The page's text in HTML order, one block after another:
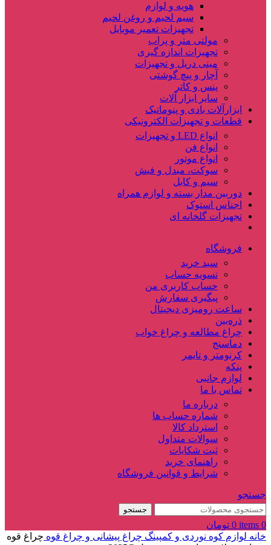
هویه و لوازم
سیم لحیم و روغن لحیم
تجهیزات تعمیر موبایل
مولتی متر و پراب
تجهیزات اندازه گیری
مینی دریل و تجهیزات
آچار و پیچ گوشتی
پنس و کاتر
سایر ابزار آلات
ابزارآلات بادی و پنوماتیک
قطعات و تجهیزات الکترونیکی
انواع LED و تجهیزات
انواع فن
انواع موتور
سوکت، مبدل و فیش
سیم و کابل
دوربین مدار بسته و لوازم همراه
اجناس استوک
تجهیزات گلخانه ای
فروشگاه
سبد خرید
تسویه حساب
حساب کاربری من
پیگیری سفارش
ساعت‌ رومیزی دیجیتال
ذره‌بین‌
چراغ مطالعه و چراغ خواب
دماسنج‌
کرنومتر و تایمر
پنکه
لوازم جانبی
تماس با ما
درباره ما
شماره حساب ها
استرداد کالا
سوالات متداول
ثبت شکایات
راهنمای خرید
شرایط و قوانین فروشگاه
جستجو
جستجو
0
items
0 تومان
خانه لوازم کوه نوردی و کمپینگ چراغ پیشانی و چراغ قوه چراغ قوه